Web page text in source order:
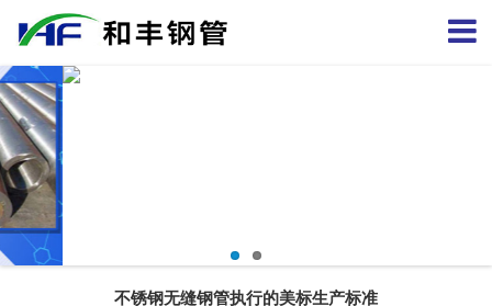
不锈钢无缝钢管执行的美标生产标准